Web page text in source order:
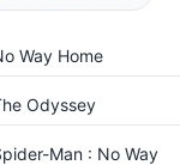
Way Home
Odyssey
Man : No Way